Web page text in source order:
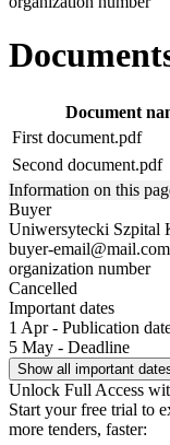
Document
First document.pdf
Second document.pdf
Information on this
Buyer
Uniwersytecki Szpital
buyer-email@mail.com
organization number
Cancelled
Important dates
1 Apr - Publication
5 May - Deadline
Show all important
Unlock Full Access
Start your free trial to
more tenders, faster: